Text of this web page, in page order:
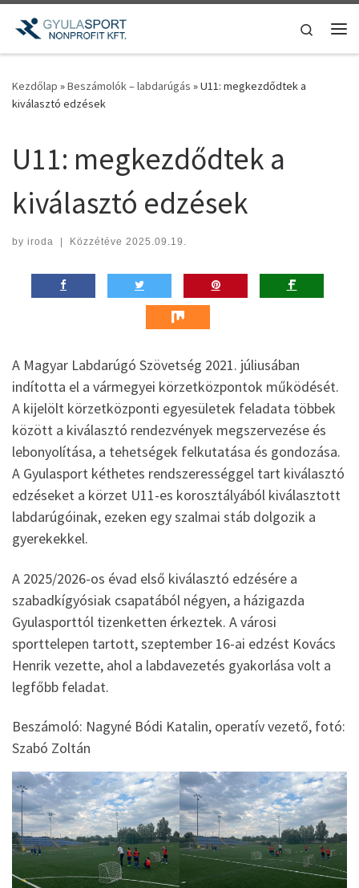
Teljes tartalom megjelenítése
Search
Kezdőlap »Beszámolók – labdarúgás »U11: megkezdődtek a
kiválasztó edzések
U11: megkezdődtek a
kiválasztó edzések
by iroda | Közzétéve 2025.09.19.
A Magyar Labdarúgó Szövetség 2021. júliusában
indította el a vármegyei körzetközpontok működését.
A kijelölt körzetközponti egyesületek feladata többek
között a kiválasztó rendezvények megszervezése és
lebonyolítása, a tehetségek felkutatása és gondozása.
A Gyulasport kéthetes rendszerességgel tart kiválasztó
edzéseket a körzet U11-es korosztályából kiválasztott
labdarúgóinak, ezeken egy szalmai stáb dolgozik a
gyerekekkel.
A 2025/2026-os évad első kiválasztó edzésére a
szabadkígyósiak csapatából négyen, a házigazda
Gyulasporttól tizenketten érkeztek. A városi
sporttelepen tartott, szeptember 16-ai edzést Kovács
Henrik vezette, ahol a labdavezetés gyakorlása volt a
legfőbb feladat.
Beszámoló: Nagyné Bódi Katalin, operatív vezető, fotó:
Szabó Zoltán